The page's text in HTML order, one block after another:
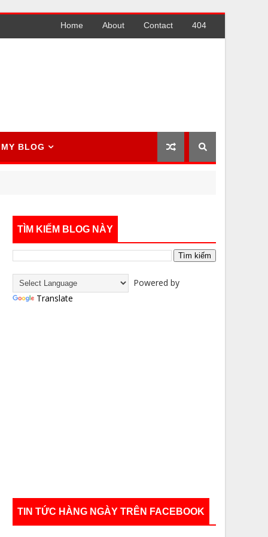
Home About Contact 404
MY BLOG
TÌM KIẾM BLOG NÀY
Powered by
Translate
TIN TỨC HÀNG NGÀY TRÊN FACEBOOK